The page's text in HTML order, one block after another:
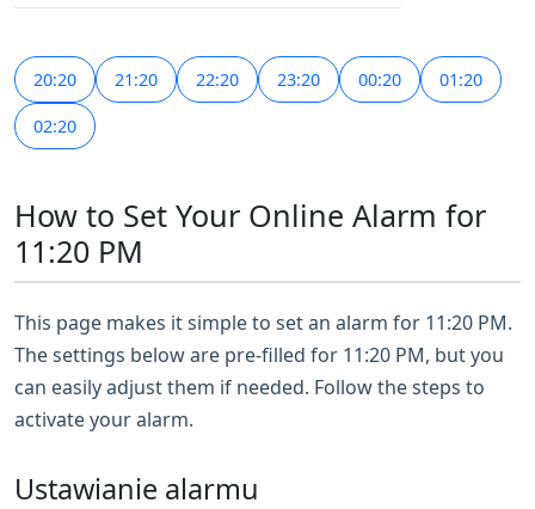
20:20 21:20 22:20 23:20 00:20 01:20
02:20
How to Set Your Online Alarm for
11:20 PM
This page makes it simple to set an alarm for 11:20 PM.
The settings below are pre-filled for 11:20 PM, but you
can easily adjust them if needed. Follow the steps to
activate your alarm.
Ustawianie alarmu